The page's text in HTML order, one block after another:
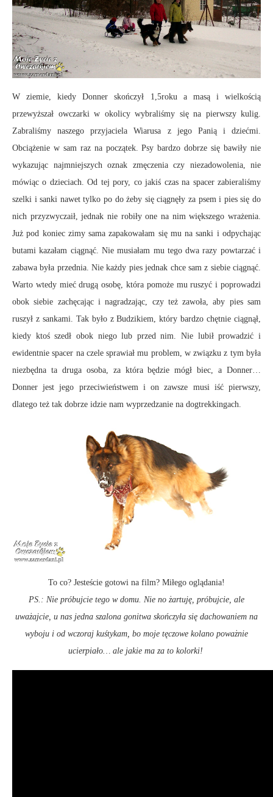
W ziemie, kiedy Donner skończył 1,5roku a masą i wielkością
przewyższał owczarki w okolicy wybraliśmy się na pierwszy kulig.
Zabraliśmy naszego przyjaciela Wiarusa z jego Panią i dziećmi.
Obciążenie w sam raz na początek. Psy bardzo dobrze się bawiły nie
wykazując najmniejszych oznak zmęczenia czy niezadowolenia, nie
mówiąc o dzieciach. Od tej pory, co jakiś czas na spacer zabieraliśmy
szelki i sanki nawet tylko po do żeby się ciągnęły za psem i pies się do
nich przyzwyczaił, jednak nie robiły one na nim większego wrażenia.
Już pod koniec zimy sama zapakowałam się mu na sanki i odpychając
butami kazałam ciągnąć. Nie musiałam mu tego dwa razy powtarzać i
zabawa była przednia. Nie każdy pies jednak chce sam z siebie ciągnąć.
Warto wtedy mieć drugą osobę, która pomoże mu ruszyć i poprowadzi
obok siebie zachęcając i nagradzając, czy też zawoła, aby pies sam
ruszył z sankami. Tak było z Budzikiem, który bardzo chętnie ciągnął,
kiedy ktoś szedł obok niego lub przed nim. Nie lubił prowadzić i
ewidentnie spacer na czele sprawiał mu problem, w związku z tym była
niezbędna ta druga osoba, za która będzie mógł biec, a Donner…
Donner jest jego przeciwieństwem i on zawsze musi iść pierwszy,
dlatego też tak dobrze idzie nam wyprzedzanie na dogtrekkingach.
To co? Jesteście gotowi na film? Miłego oglądania!
PS.: Nie próbujcie tego w domu. Nie no żartuję, próbujcie, ale
uważajcie, u nas jedna szalona gonitwa skończyła się dachowaniem na
wyboju i od wczoraj kuśtykam, bo moje tęczowe kolano poważnie
ucierpiało… ale jakie ma za to kolorki!